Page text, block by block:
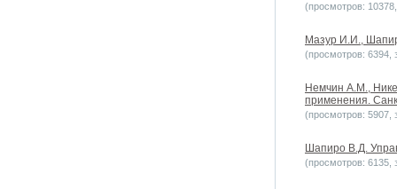
(просмотров:
Мазур И.И.,
(просмотров: 6394,
Немчин А.М.,
применения.
(просмотров: 5907,
Шапиро В.Д.
(просмотров: 6135,